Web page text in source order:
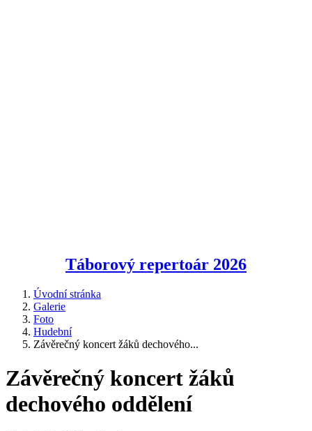
Táborový repertoár 2026
Úvodní stránka
Galerie
Foto
Hudební
Závěrečný koncert žáků dechového...
Závěrečný koncert žáků
dechového oddělení